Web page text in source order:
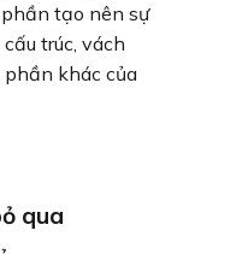
tạo nên sự
trúc, vách
khác của
qua